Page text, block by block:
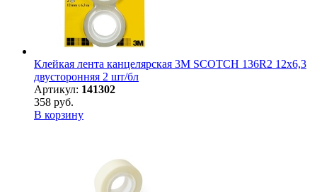
Клейкая лента канцелярская 3M SCOTCH 136R2 12х6,3
двусторонняя 2 шт/бл
Артикул: 141302
358 руб.
В корзину